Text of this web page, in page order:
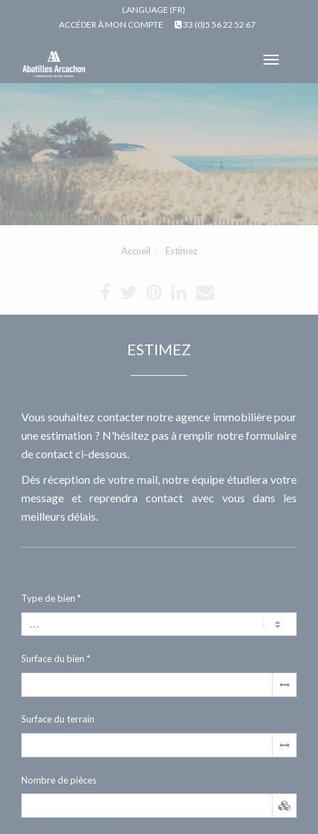
LANGUAGE (FR)
ACCÉDER À MON COMPTE
33 (0)5 56 22 52 67
Toggle
Accueil Estimez
ESTIMEZ
Vous souhaitez contacter notre agence immobilière pour
une estimation ? N'hésitez pas à remplir notre formulaire
de contact ci-dessous.
Dès réception de votre mail, notre équipe étudiera votre
message et reprendra contact avec vous dans les
meilleurs délais.
Type de bien *
Surface du bien *
Surface du terrain
Nombre de pièces